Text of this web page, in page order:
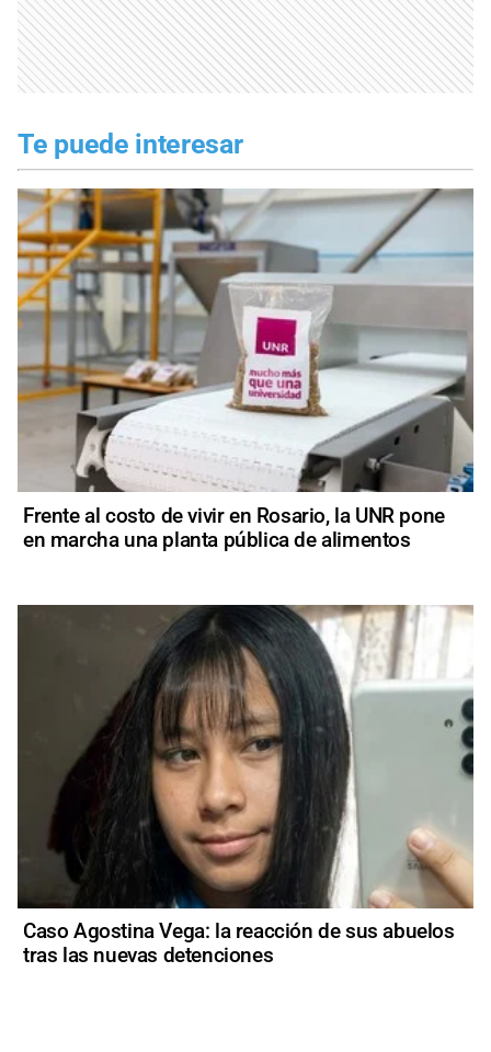
Te puede interesar
Frente al costo de vivir en Rosario, la UNR pone
en marcha una planta pública de alimentos
Caso Agostina Vega: la reacción de sus abuelos
tras las nuevas detenciones